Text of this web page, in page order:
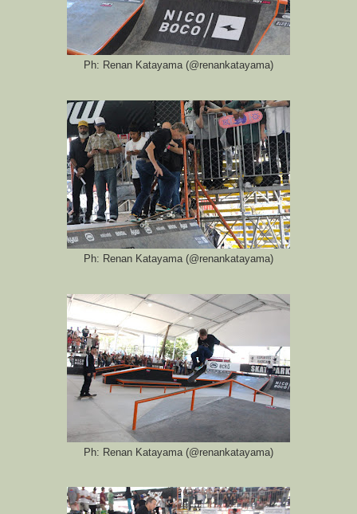
Ph: Renan Katayama (@renankatayama)
Ph: Renan Katayama (@renankatayama)
Ph: Renan Katayama (@renankatayama)